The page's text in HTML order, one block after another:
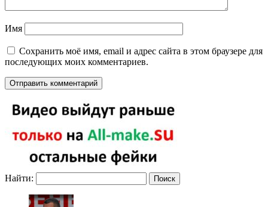
Имя
Сохранить моё имя, email и адрес сайта в этом браузере для
последующих моих комментариев.
Найти: